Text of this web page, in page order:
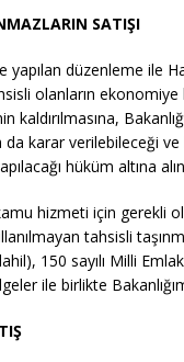
SATIŞI
yapılan düzenleme ile
olanların ekonomiye
kaldırılmasına,
karar verilebileceği ve
hüküm altına
hizmeti için gerekli
tahsisli
150 sayılı Milli
ile birlikte